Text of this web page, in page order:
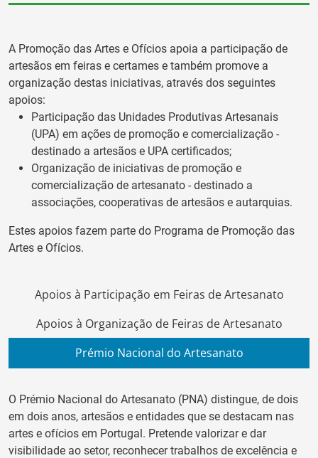
A Promoção das Artes e Ofícios apoia a participação de
artesãos em feiras e certames e também promove a
organização destas iniciativas, através dos seguintes
apoios:
Participação das Unidades Produtivas Artesanais
(UPA) em ações de promoção e comercialização -
destinado a artesãos e UPA certificados;
Organização de iniciativas de promoção e
comercialização de artesanato - destinado a
associações, cooperativas de artesãos e autarquias.
Estes apoios fazem parte do Programa de Promoção das
Artes e Ofícios.
Apoios à Participação em Feiras de Artesanato
Apoios à Organização de Feiras de Artesanato
Prémio Nacional do Artesanato
O Prémio Nacional do Artesanato (PNA) distingue, de dois
em dois anos, artesãos e entidades que se destacam nas
artes e ofícios em Portugal. Pretende valorizar e dar
visibilidade ao setor, reconhecer trabalhos de excelência e